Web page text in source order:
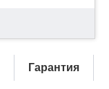
Гарантия